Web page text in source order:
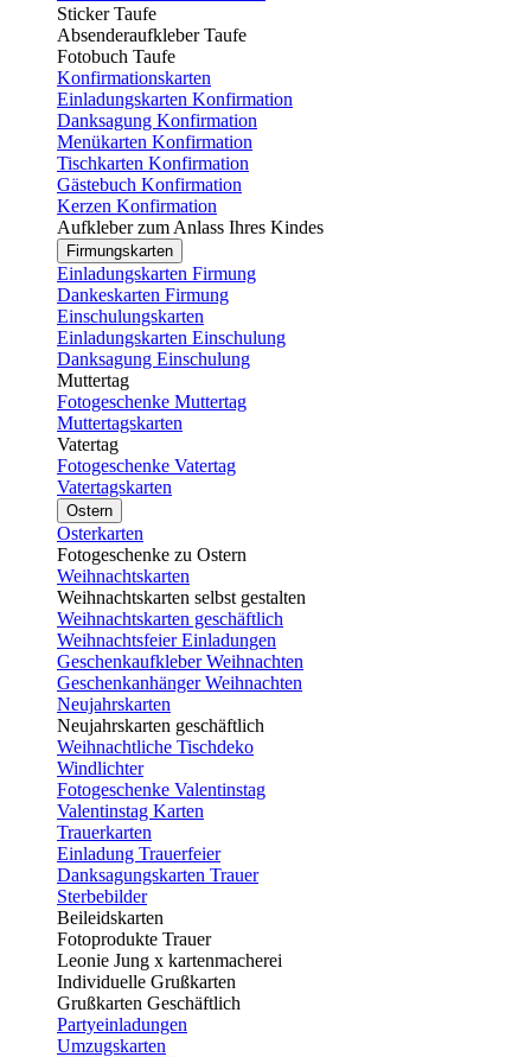
Sticker Taufe
Absenderaufkleber Taufe
Fotobuch Taufe
Konfirmationskarten
Einladungskarten Konfirmation
Danksagung Konfirmation
Menükarten Konfirmation
Tischkarten Konfirmation
Gästebuch Konfirmation
Kerzen Konfirmation
Aufkleber zum Anlass Ihres Kindes
Firmungskarten
Einladungskarten Firmung
Dankeskarten Firmung
Einschulungskarten
Einladungskarten Einschulung
Danksagung Einschulung
Muttertag
Fotogeschenke Muttertag
Muttertagskarten
Vatertag
Fotogeschenke Vatertag
Vatertagskarten
Ostern
Osterkarten
Fotogeschenke zu Ostern
Weihnachtskarten
Weihnachtskarten selbst gestalten
Weihnachtskarten geschäftlich
Weihnachtsfeier Einladungen
Geschenkaufkleber Weihnachten
Geschenkanhänger Weihnachten
Neujahrskarten
Neujahrskarten geschäftlich
Weihnachtliche Tischdeko
Windlichter
Fotogeschenke Valentinstag
Valentinstag Karten
Trauerkarten
Einladung Trauerfeier
Danksagungskarten Trauer
Sterbebilder
Beileidskarten
Fotoprodukte Trauer
Leonie Jung x kartenmacherei
Individuelle Grußkarten
Grußkarten Geschäftlich
Partyeinladungen
Umzugskarten